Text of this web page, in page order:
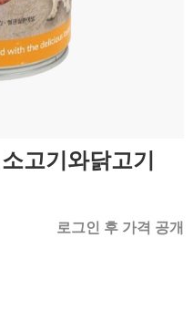
고기와닭고기
로그인 후 가격 공개